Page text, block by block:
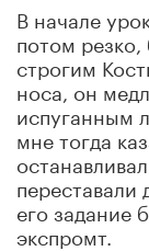
В начале
потом резко,
строгим
носа, он
испуганным
мне тогда
переставали
его задание
экспромт.